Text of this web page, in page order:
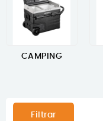
CAMPING
Filtrar